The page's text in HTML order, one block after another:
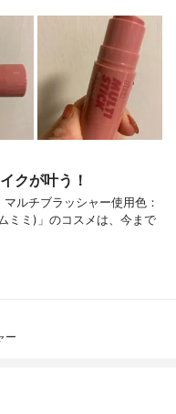
クが叶う！
ルチブラッシャー使用色：
ミミ)」のコスメは、今まで
ー